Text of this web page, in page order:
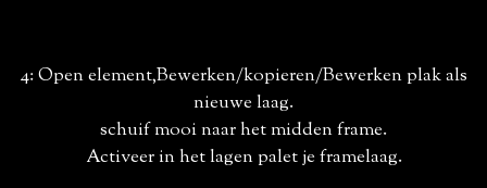
4: Open element,Bewerken/kopieren/Bewerken plak als
nieuwe laag.
schuif mooi naar het midden frame.
Activeer in het lagen palet je framelaag.